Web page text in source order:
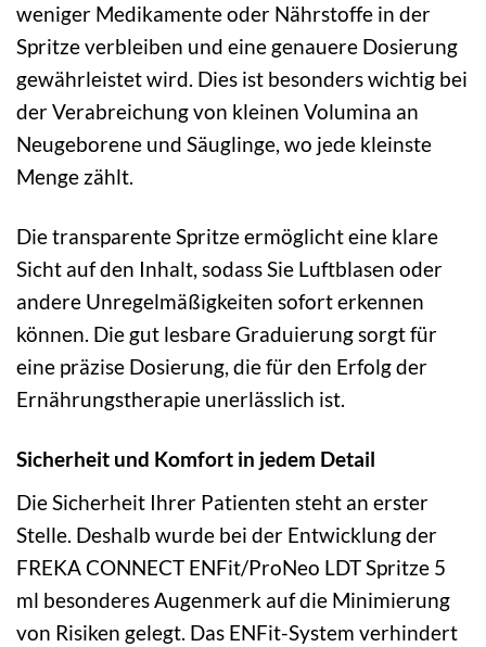
weniger Medikamente oder Nährstoffe in der
Spritze verbleiben und eine genauere Dosierung
gewährleistet wird. Dies ist besonders wichtig bei
der Verabreichung von kleinen Volumina an
Neugeborene und Säuglinge, wo jede kleinste
Menge zählt.
Die transparente Spritze ermöglicht eine klare
Sicht auf den Inhalt, sodass Sie Luftblasen oder
andere Unregelmäßigkeiten sofort erkennen
können. Die gut lesbare Graduierung sorgt für
eine präzise Dosierung, die für den Erfolg der
Ernährungstherapie unerlässlich ist.
Sicherheit und Komfort in jedem Detail
Die Sicherheit Ihrer Patienten steht an erster
Stelle. Deshalb wurde bei der Entwicklung der
FREKA CONNECT ENFit/ProNeo LDT Spritze 5
ml besonderes Augenmerk auf die Minimierung
von Risiken gelegt. Das ENFit-System verhindert